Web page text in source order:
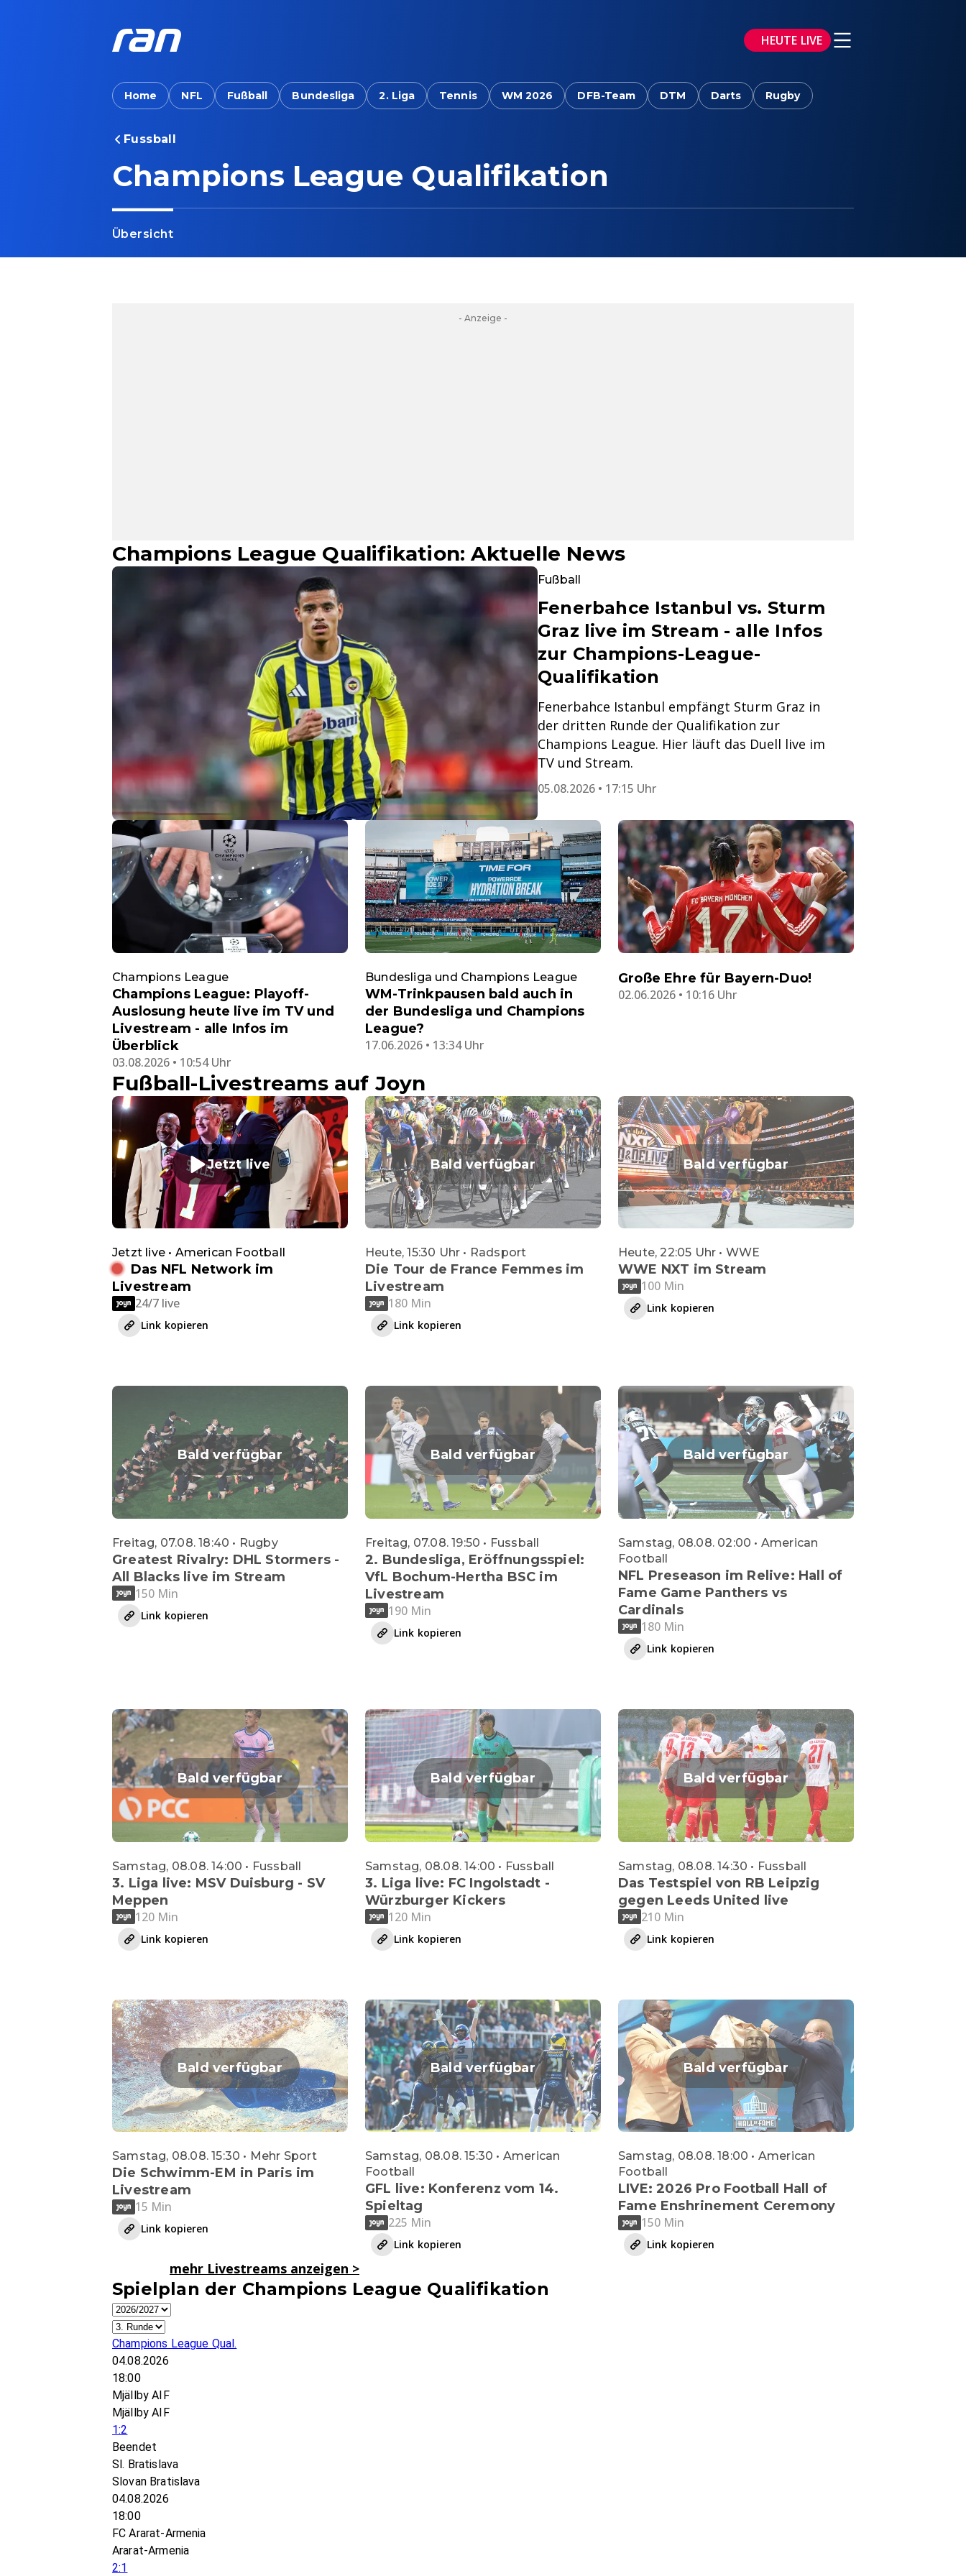
HEUTE LIVE
Home NFL Fußball Bundesliga 2. Liga Tennis WM 2026 DFB-Team DTM Darts Rugby
Fussball
Champions League Qualifikation
Übersicht
- Anzeige -
Champions League Qualifikation: Aktuelle News
Fußball
Fenerbahce Istanbul vs. Sturm
Graz live im Stream - alle Infos
zur Champions-League-
Qualifikation
Fenerbahce Istanbul empfängt Sturm Graz in
der dritten Runde der Qualifikation zur
Champions League. Hier läuft das Duell live im
TV und Stream.
05.08.2026 • 17:15 Uhr
Champions League
Champions League: Playoff-
Auslosung heute live im TV und
Livestream - alle Infos im
Überblick
03.08.2026 • 10:54 Uhr
Bundesliga und Champions League
WM-Trinkpausen bald auch in
der Bundesliga und Champions
League?
17.06.2026 • 13:34 Uhr
Große Ehre für Bayern-Duo!
02.06.2026 • 10:16 Uhr
Fußball-Livestreams auf Joyn
Jetzt live
Jetzt live • American Football
Das NFL Network im
Livestream
24/7 live
Link kopieren
Bald verfügbar
Heute, 15:30 Uhr • Radsport
Die Tour de France Femmes im
Livestream
180 Min
Link kopieren
Bald verfügbar
Heute, 22:05 Uhr • WWE
WWE NXT im Stream
100 Min
Link kopieren
Bald verfügbar
Freitag, 07.08. 18:40 • Rugby
Greatest Rivalry: DHL Stormers -
All Blacks live im Stream
150 Min
Link kopieren
Bald verfügbar
Freitag, 07.08. 19:50 • Fussball
2. Bundesliga, Eröffnungsspiel:
VfL Bochum-Hertha BSC im
Livestream
190 Min
Link kopieren
Bald verfügbar
Samstag, 08.08. 02:00 • American
Football
NFL Preseason im Relive: Hall of
Fame Game Panthers vs
Cardinals
180 Min
Link kopieren
Bald verfügbar
Samstag, 08.08. 14:00 • Fussball
3. Liga live: MSV Duisburg - SV
Meppen
120 Min
Link kopieren
Bald verfügbar
Samstag, 08.08. 14:00 • Fussball
3. Liga live: FC Ingolstadt -
Würzburger Kickers
120 Min
Link kopieren
Bald verfügbar
Samstag, 08.08. 14:30 • Fussball
Das Testspiel von RB Leipzig
gegen Leeds United live
210 Min
Link kopieren
Bald verfügbar
Samstag, 08.08. 15:30 • Mehr Sport
Die Schwimm-EM in Paris im
Livestream
15 Min
Link kopieren
Bald verfügbar
Samstag, 08.08. 15:30 • American
Football
GFL live: Konferenz vom 14.
Spieltag
225 Min
Link kopieren
Bald verfügbar
Samstag, 08.08. 18:00 • American
Football
LIVE: 2026 Pro Football Hall of
Fame Enshrinement Ceremony
150 Min
Link kopieren
mehr Livestreams anzeigen >
Spielplan der Champions League Qualifikation
Champions League Qual.
04.08.2026
18:00
Mjällby AIF
Mjällby AIF
1:2
Beendet
Sl. Bratislava
Slovan Bratislava
04.08.2026
18:00
FC Ararat-Armenia
Ararat-Armenia
2:1